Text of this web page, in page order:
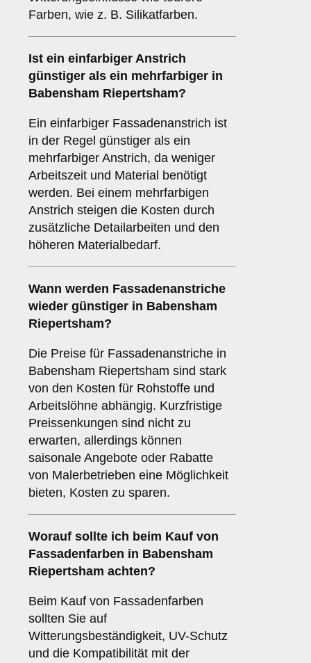
Farben, wie z. B. Silikatfarben.
Ist ein einfarbiger Anstrich
günstiger als ein mehrfarbiger in
Babensham Riepertsham?
Ein einfarbiger Fassadenanstrich ist
in der Regel günstiger als ein
mehrfarbiger Anstrich, da weniger
Arbeitszeit und Material benötigt
werden. Bei einem mehrfarbigen
Anstrich steigen die Kosten durch
zusätzliche Detailarbeiten und den
höheren Materialbedarf.
Wann werden Fassadenanstriche
wieder günstiger in Babensham
Riepertsham?
Die Preise für Fassadenanstriche in
Babensham Riepertsham sind stark
von den Kosten für Rohstoffe und
Arbeitslöhne abhängig. Kurzfristige
Preissenkungen sind nicht zu
erwarten, allerdings können
saisonale Angebote oder Rabatte
von Malerbetrieben eine Möglichkeit
bieten, Kosten zu sparen.
Worauf sollte ich beim Kauf von
Fassadenfarben in Babensham
Riepertsham achten?
Beim Kauf von Fassadenfarben
sollten Sie auf
Witterungsbeständigkeit, UV-Schutz
und die Kompatibilität mit der